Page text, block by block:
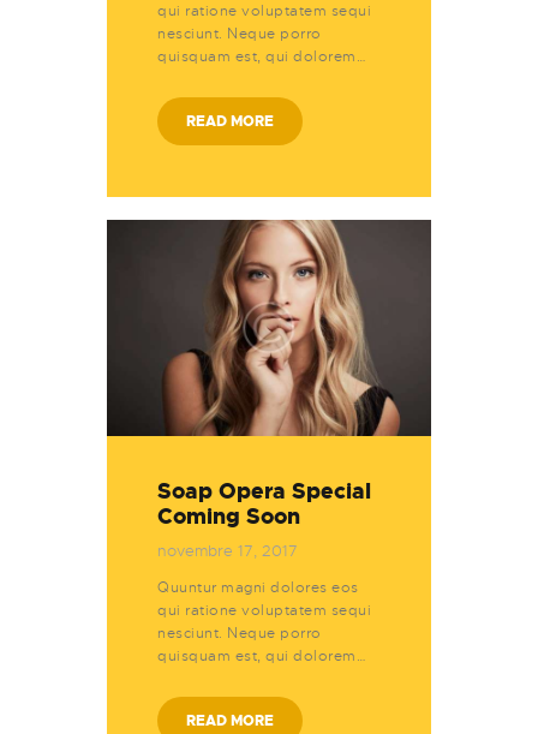
qui ratione voluptatem sequi
nesciunt. Neque porro
quisquam est, qui dolorem…
READ MORE
Soap Opera Special
Coming Soon
novembre 17, 2017
Quuntur magni dolores eos
qui ratione voluptatem sequi
nesciunt. Neque porro
quisquam est, qui dolorem…
READ MORE